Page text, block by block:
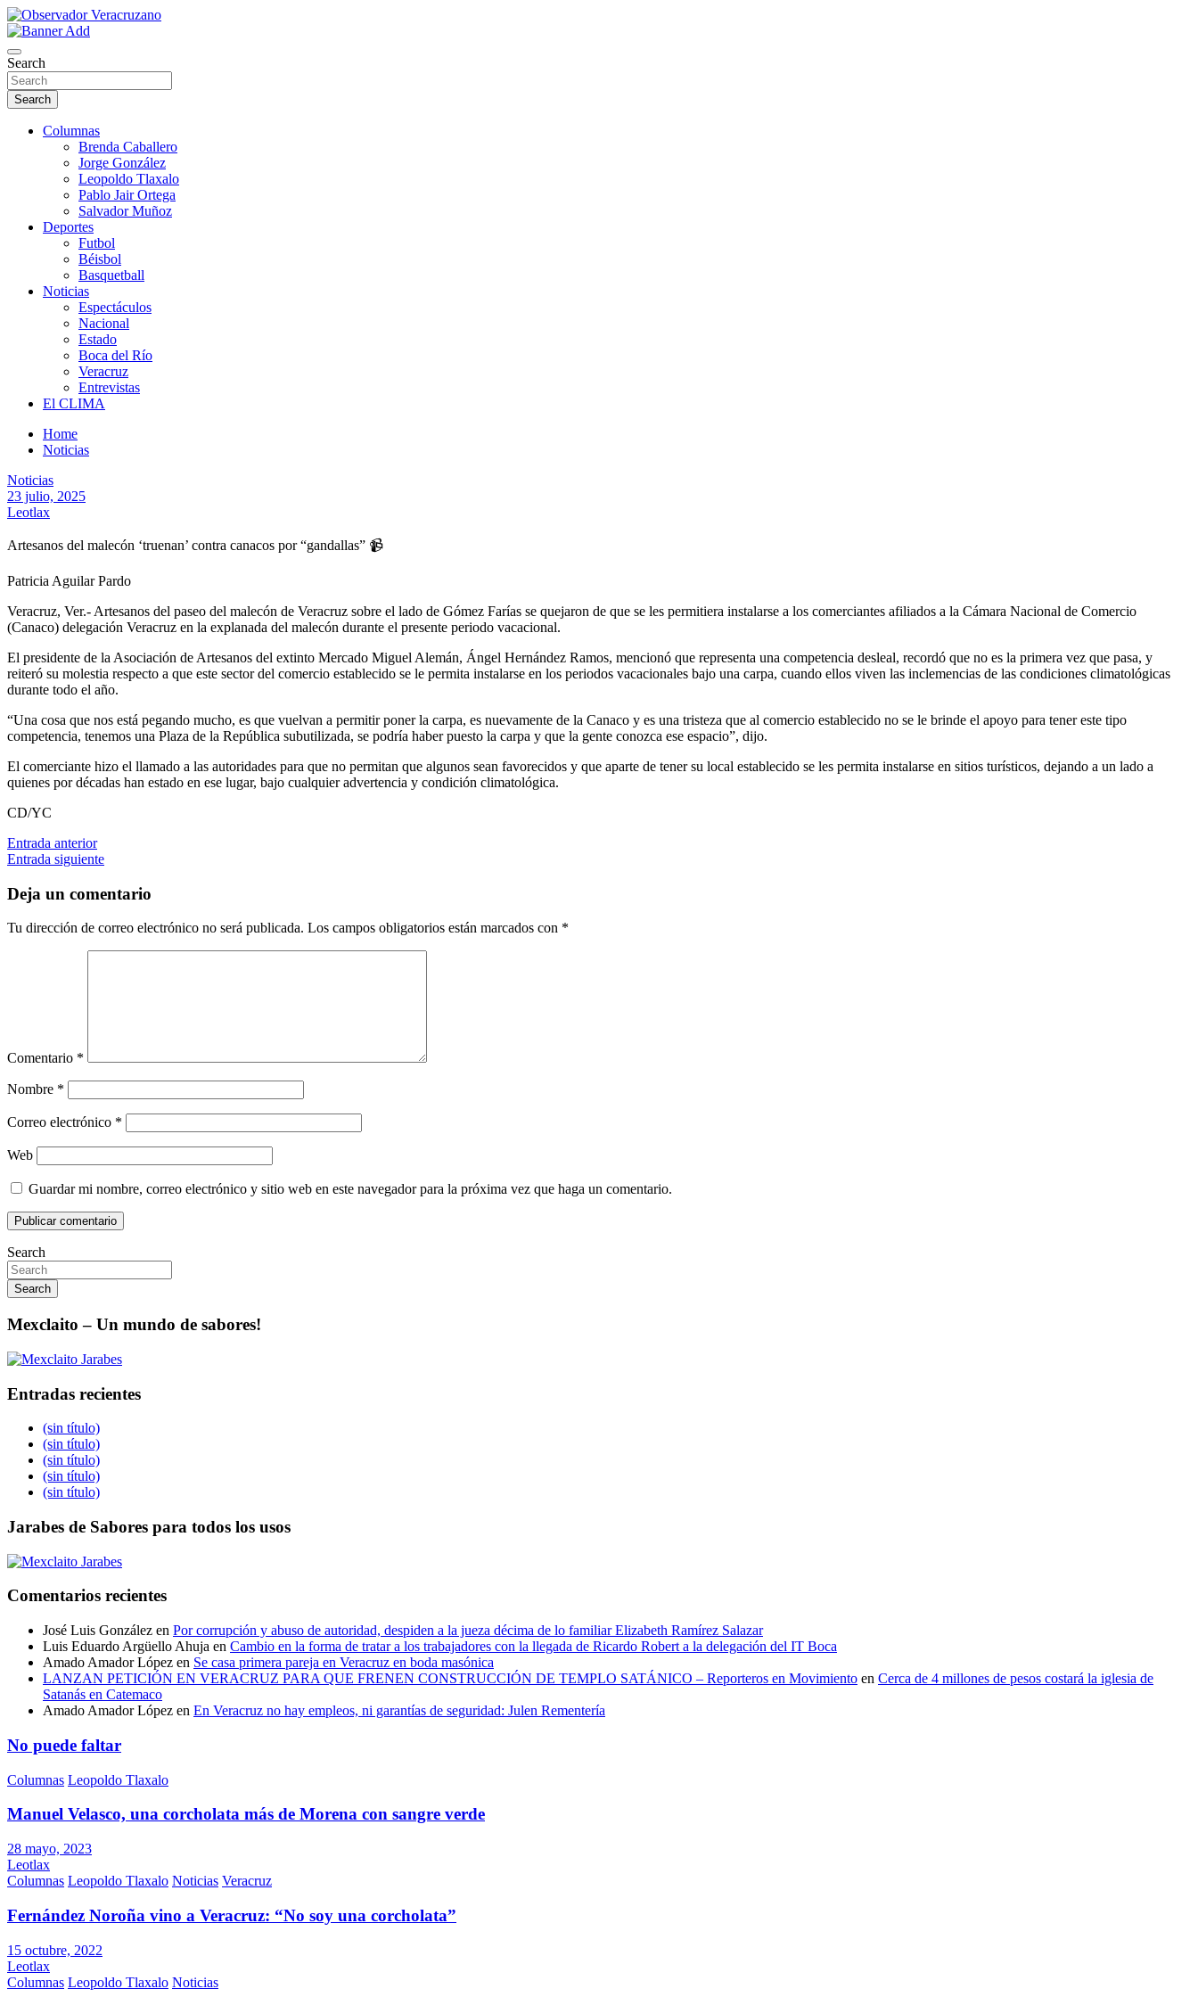
Observador Veracruzano
Search
Search
Columnas
Brenda Caballero
Jorge González
Leopoldo Tlaxalo
Pablo Jair Ortega
Salvador Muñoz
Deportes
Futbol
Béisbol
Basquetball
Noticias
Espectáculos
Nacional
Estado
Boca del Río
Veracruz
Entrevistas
El CLIMA
Home
Noticias
Noticias
23 julio, 2025
Leotlax
Artesanos del malecón ‘truenan’ contra canacos por “gandallas” 📹
Patricia Aguilar Pardo
Veracruz, Ver.- Artesanos del paseo del malecón de Veracruz sobre el lado de Gómez Farías se quejaron de que se les permitiera instalarse a los comerciantes afiliados a la Cámara Nacional de Comercio
(Canaco) delegación Veracruz en la explanada del malecón durante el presente periodo vacacional.
El presidente de la Asociación de Artesanos del extinto Mercado Miguel Alemán, Ángel Hernández Ramos, mencionó que representa una competencia desleal, recordó que no es la primera vez que pasa, y
reiteró su molestia respecto a que este sector del comercio establecido se le permita instalarse en los periodos vacacionales bajo una carpa, cuando ellos viven las inclemencias de las condiciones climatológicas
durante todo el año.
“Una cosa que nos está pegando mucho, es que vuelvan a permitir poner la carpa, es nuevamente de la Canaco y es una tristeza que al comercio establecido no se le brinde el apoyo para tener este tipo
competencia, tenemos una Plaza de la República subutilizada, se podría haber puesto la carpa y que la gente conozca ese espacio”, dijo.
El comerciante hizo el llamado a las autoridades para que no permitan que algunos sean favorecidos y que aparte de tener su local establecido se les permita instalarse en sitios turísticos, dejando a un lado a
quienes por décadas han estado en ese lugar, bajo cualquier advertencia y condición climatológica.
CD/YC
Entrada anterior
Entrada siguiente
Deja un comentario
Tu dirección de correo electrónico no será publicada. Los campos obligatorios están marcados con *
Comentario *
Nombre *
Correo electrónico *
Web
Guardar mi nombre, correo electrónico y sitio web en este navegador para la próxima vez que haga un comentario.
Search
Search
Mexclaito – Un mundo de sabores!
Entradas recientes
(sin título)
(sin título)
(sin título)
(sin título)
(sin título)
Jarabes de Sabores para todos los usos
Comentarios recientes
José Luis González en Por corrupción y abuso de autoridad, despiden a la jueza décima de lo familiar Elizabeth Ramírez Salazar
Luis Eduardo Argüello Ahuja en Cambio en la forma de tratar a los trabajadores con la llegada de Ricardo Robert a la delegación del IT Boca
Amado Amador López en Se casa primera pareja en Veracruz en boda masónica
LANZAN PETICIÓN EN VERACRUZ PARA QUE FRENEN CONSTRUCCIÓN DE TEMPLO SATÁNICO – Reporteros en Movimiento en Cerca de 4 millones de pesos costará la iglesia de
Satanás en Catemaco
Amado Amador López en En Veracruz no hay empleos, ni garantías de seguridad: Julen Rementería
No puede faltar
Columnas Leopoldo Tlaxalo
Manuel Velasco, una corcholata más de Morena con sangre verde
28 mayo, 2023
Leotlax
Columnas Leopoldo Tlaxalo Noticias Veracruz
Fernández Noroña vino a Veracruz: “No soy una corcholata”
15 octubre, 2022
Leotlax
Columnas Leopoldo Tlaxalo Noticias